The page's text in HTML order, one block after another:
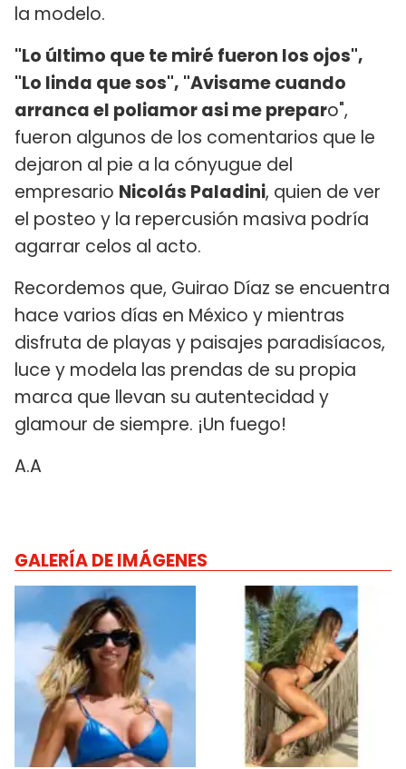
la modelo.
"Lo último que te miré fueron los ojos",
"Lo linda que sos", "Avisame cuando
arranca el poliamor asi me preparo",
fueron algunos de los comentarios que le
dejaron al pie a la cónyugue del
empresario Nicolás Paladini, quien de ver
el posteo y la repercusión masiva podría
agarrar celos al acto.
Recordemos que, Guirao Díaz se encuentra
hace varios días en México y mientras
disfruta de playas y paisajes paradisíacos,
luce y modela las prendas de su propia
marca que llevan su autentecidad y
glamour de siempre. ¡Un fuego!
A.A
GALERÍA DE IMÁGENES